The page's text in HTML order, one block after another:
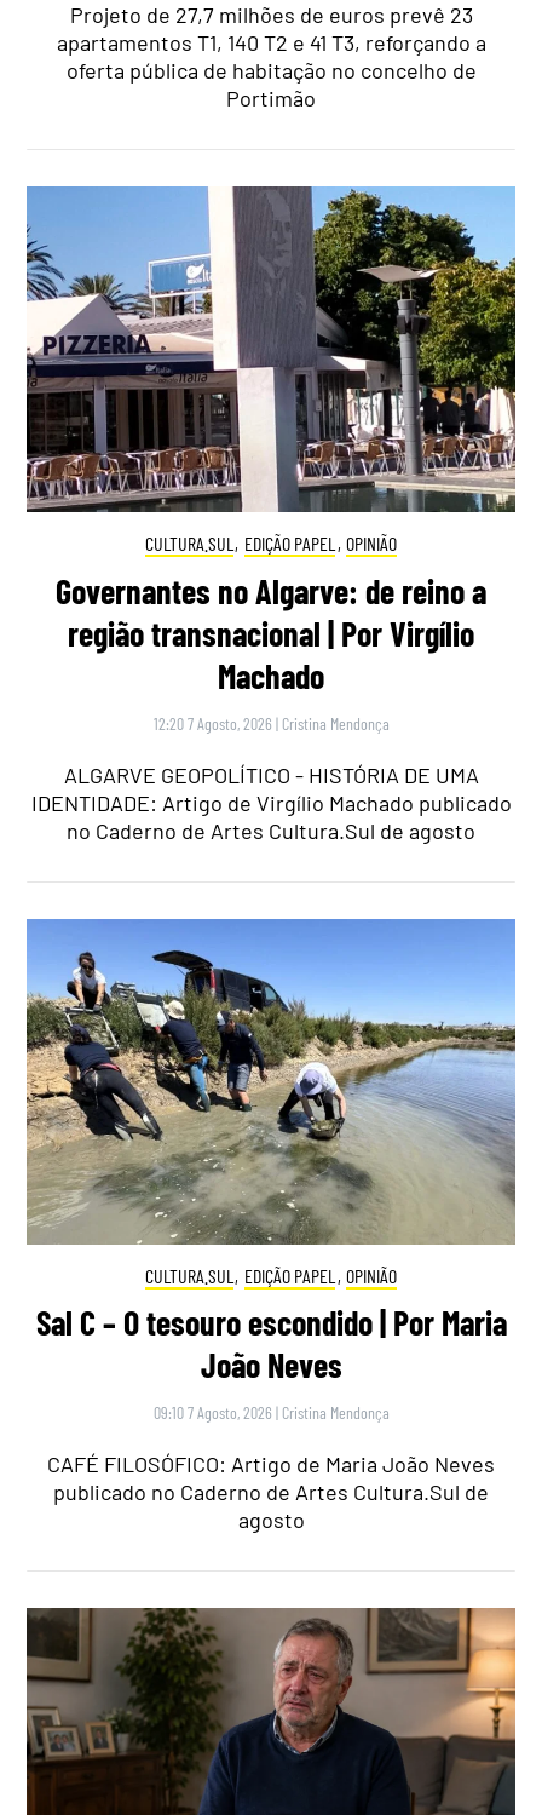
Projeto de 27,7 milhões de euros prevê 23
apartamentos T1, 140 T2 e 41 T3, reforçando a
oferta pública de habitação no concelho de
Portimão
CULTURA.SUL , EDIÇÃO PAPEL , OPINIÃO
Governantes no Algarve: de reino a
região transnacional | Por Virgílio
Machado
12:20 7 Agosto, 2026 | Cristina Mendonça
ALGARVE GEOPOLÍTICO - HISTÓRIA DE UMA
IDENTIDADE: Artigo de Virgílio Machado publicado
no Caderno de Artes Cultura.Sul de agosto
CULTURA.SUL , EDIÇÃO PAPEL , OPINIÃO
Sal C – O tesouro escondido | Por Maria
João Neves
09:10 7 Agosto, 2026 | Cristina Mendonça
CAFÉ FILOSÓFICO: Artigo de Maria João Neves
publicado no Caderno de Artes Cultura.Sul de
agosto